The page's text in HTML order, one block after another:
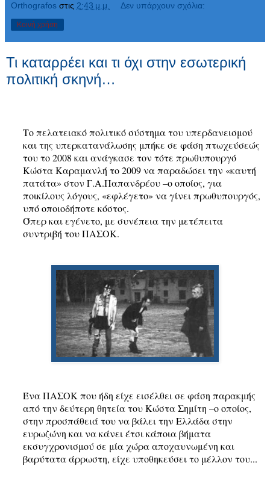
Orthografos στις 2:43 μ.μ. Δεν υπάρχουν σχόλια:
Κοινή χρήση
Τι καταρρέει και τι όχι στην εσωτερική
πολιτική σκηνή…
Το πελατειακό πολιτικό σύστημα του υπερδανεισμού
και της υπερκατανάλωσης μπήκε σε φάση πτωχεύσεώς
του το 2008 και ανάγκασε τον τότε πρωθυπουργό
Κώστα Καραμανλή το 2009 να παραδώσει την «καυτή
πατάτα» στον Γ.Α.Παπανδρέου –ο οποίος, για
ποικίλους λόγους, «εφλέγετο» να γίνει πρωθυπουργός,
υπό οποιοδήποτε κόστος.
Όπερ και εγένετο, με συνέπεια την μετέπειτα
συντριβή του ΠΑΣΟΚ.
Ένα ΠΑΣΟΚ που ήδη είχε εισέλθει σε φάση παρακμής
από την δεύτερη θητεία του Κώστα Σημίτη –ο οποίος,
στην προσπάθειά του να βάλει την Ελλάδα στην
ευρωζώνη και να κάνει έτσι κάποια βήματα
εκσυγχρονισμού σε μία χώρα αποχαυνωμένη και
βαρύτατα άρρωστη, είχε υποθηκεύσει το μέλλον του...